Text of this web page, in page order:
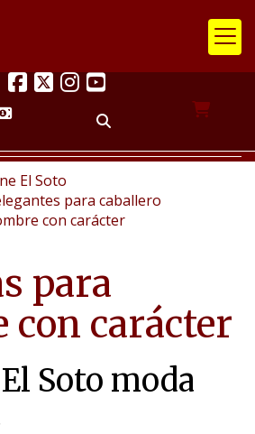
El Soto
para caballero
con carácter
para
con carácter
Soto moda